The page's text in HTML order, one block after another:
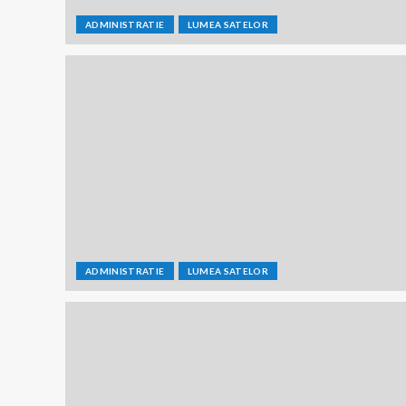
ADMINISTRATIE LUMEA SATELOR
ADMINISTRATIE LUMEA SATELOR